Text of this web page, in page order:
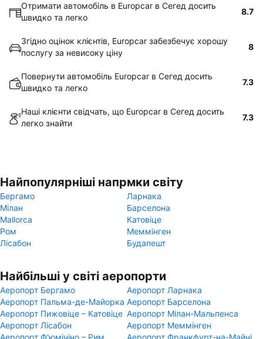
Отримати автомобіль в Europcar в Сегед досить
швидко та легко
8.7
Згідно оцінок клієнтів, Europcar забезбечує хорошу
послугу за невисоку ціну
8
Повернути автомобіль Europcar в Сегед досить
швидко та легко
7.3
Наші клієнти свідчать, що Europcar в Сегед досить
легко знайти
7.3
Найпопулярніші напрмки світу
Бергамо
Ларнака
Мілан
Барселона
Mallorca
Катовіце
Ром
Меммінген
Лісабон
Будапешт
Найбільші у світі аеропорти
Аеропорт Бергамо
Аеропорт Ларнака
Аеропорт Пальма-де-Майорка Аеропорт Барселона
Аеропорт Пижовіце – Катовіце Аеропорт Мілан-Мальпенса
Аеропорт Лісабон
Аеропорт Меммінген
Аеропорт Ф'юмічіно – Рим
Аеропорт Франкфурт-на-Майні